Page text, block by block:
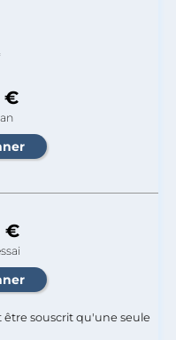
€
€
souscrit qu'une seule